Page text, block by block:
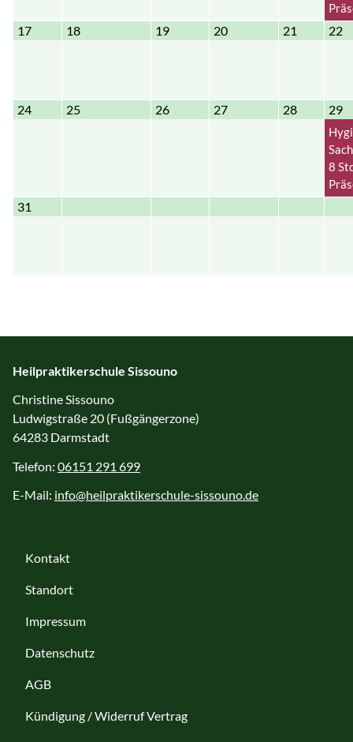
17 18 19 20 21 22
24 25 26 27 28 29
8
31
Heilpraktikerschule Sissouno
Christine Sissouno
Ludwigstraße 20 (Fußgängerzone)
64283 Darmstadt
Telefon: 06151 291 699
E-Mail: info@heilpraktikerschule-sissouno.de
Kontakt
Standort
Impressum
Datenschutz
AGB
Kündigung / Widerruf Vertrag